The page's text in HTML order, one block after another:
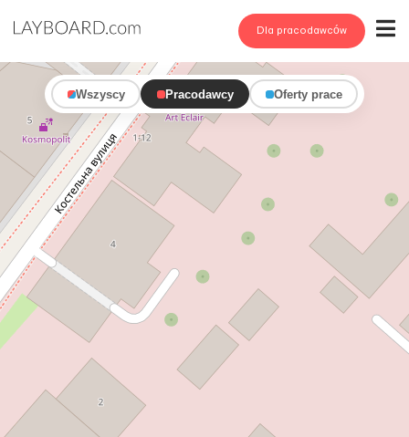
Dla pracodawców
Wszyscy Pracodawcy Oferty prace